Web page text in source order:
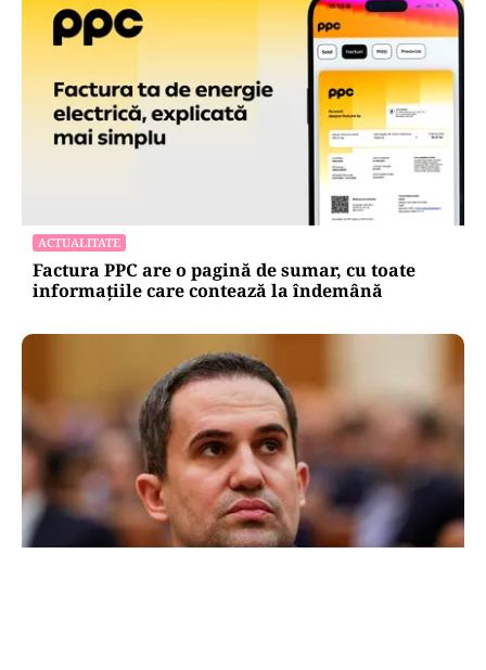
ACTUALITATE
Factura PPC are o pagină de sumar, cu toate
informațiile care contează la îndemână